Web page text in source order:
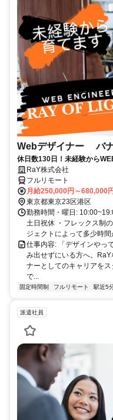
Webデザイナー バ
休日数130日！未経験から
RaY株式会社
フルリモート
月給250,000円～680,000円
東京都東京23区港区
勤務時間・曜日:
土日祝休 ・フレックス制
ジェクトによって多少時
仕事内容: 「デザインやっ
み出せずにいる方へ。
ナーとしてのキャリアを
で...
固定時間制 フルリモート 駅近5
派遣社員